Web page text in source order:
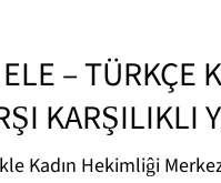
– TÜRKÇE
KARŞILIKLI
Kadın Hekimliĝi